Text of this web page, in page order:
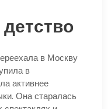
в Москву
в
активнее
Она старалась